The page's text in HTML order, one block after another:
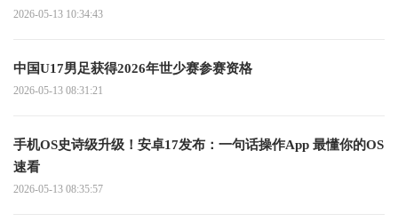
2026-05-13 10:34:43
中国U17男足获得2026年世少赛参赛资格
2026-05-13 08:31:21
手机OS史诗级升级！安卓17发布：一句话操作App 最懂你的OS
速看
2026-05-13 08:35:57